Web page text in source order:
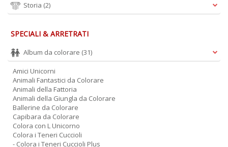
Storia (2)
SPECIALI & ARRETRATI
Album da colorare (31)
Amici Unicorni
Animali Fantastici da Colorare
Animali della Fattoria
Animali della Giungla da Colorare
Ballerine da Colorare
Capibara da Colorare
Colora con L Unicorno
Colora i Teneri Cuccioli
- Colora i Teneri Cuccioli Plus